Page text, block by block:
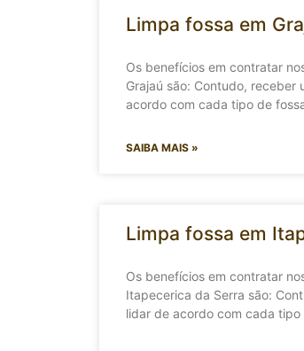
Limpa fossa em
Os benefícios em contratar
Grajaú são: Contudo,
acordo com cada tipo de
SAIBA MAIS »
Limpa fossa em
Os benefícios em contratar
Itapecerica da Serra são:
lidar de acordo com cada tipo